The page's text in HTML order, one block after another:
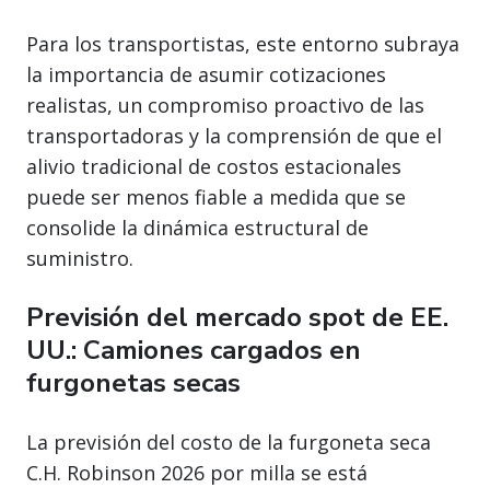
Para los transportistas, este entorno subraya
la importancia de asumir cotizaciones
realistas, un compromiso proactivo de las
transportadoras y la comprensión de que el
alivio tradicional de costos estacionales
puede ser menos fiable a medida que se
consolide la dinámica estructural de
suministro.
Previsión del mercado spot de EE.
UU.: Camiones cargados en
furgonetas secas
La previsión del costo de la furgoneta seca
C.H. Robinson 2026 por milla se está